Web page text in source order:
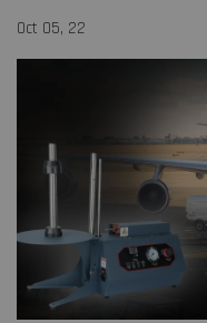
Oct 05, 22